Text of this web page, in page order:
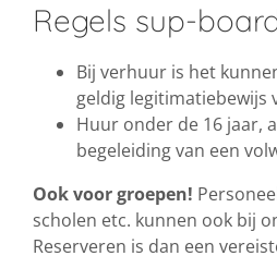
Regels sup-
Bij verhuur is het
geldig legitimatiebewijs
Huur onder de 16 jaar,
begeleiding van een
Ook voor groepen!
scholen etc. kunnen ook bij
Reserveren is dan een